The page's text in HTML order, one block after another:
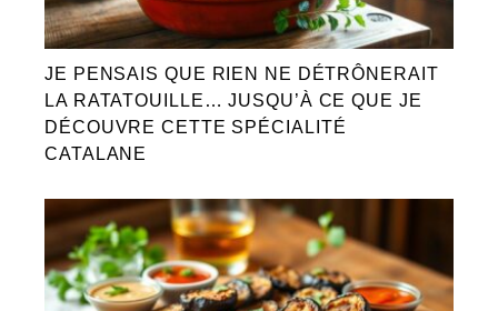
JE PENSAIS QUE RIEN NE DÉTRÔNERAIT
LA RATATOUILLE… JUSQU’À CE QUE JE
DÉCOUVRE CETTE SPÉCIALITÉ
CATALANE